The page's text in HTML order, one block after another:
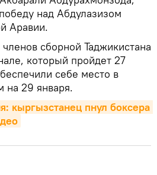
над Абдулазизом
Аравии.
сборной Таджикистана
который пройдет 27
себе место в
на 29 января.
кыргызстанец пнул боксера